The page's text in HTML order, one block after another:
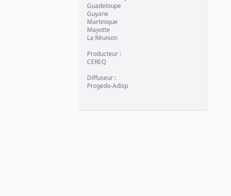
Guadeloupe
Guyane
Martinique
Mayotte
La Réunion
Producteur :
CEREQ
Diffuseur :
Progedo-Adisp